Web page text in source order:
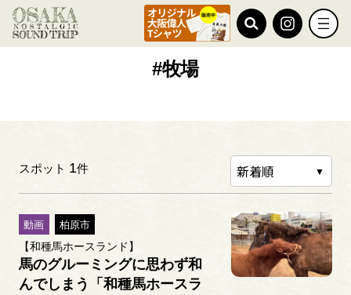
TOP #牧場
#牧場
スポット 1件
動画 柏原市
【和種馬ホースランド】
馬のグルーミングに思わず和
んでしまう「和種馬ホースラ